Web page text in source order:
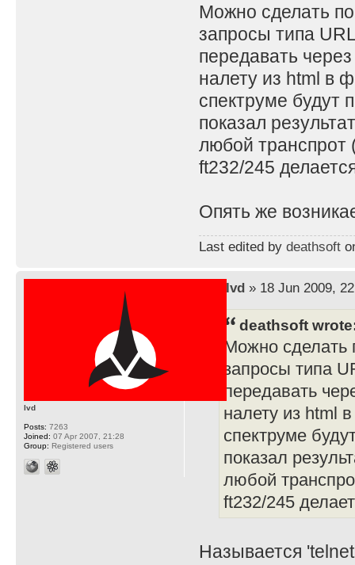
Можно сделать
запросы типа
передавать
налету из html в
спектруме будут
показал
любой транспрот
ft232/245
Опять же
Last edited by deathsoft
lvd» 18 Jun 2009,
deathsoft
Можно сделать
запросы типа
передавать
налету из html
спектруме
показал
любой
ft232/245
Называется
lvd
Posts: 7263
Joined: 07 Apr 2007, 21:28
Group: Registered users